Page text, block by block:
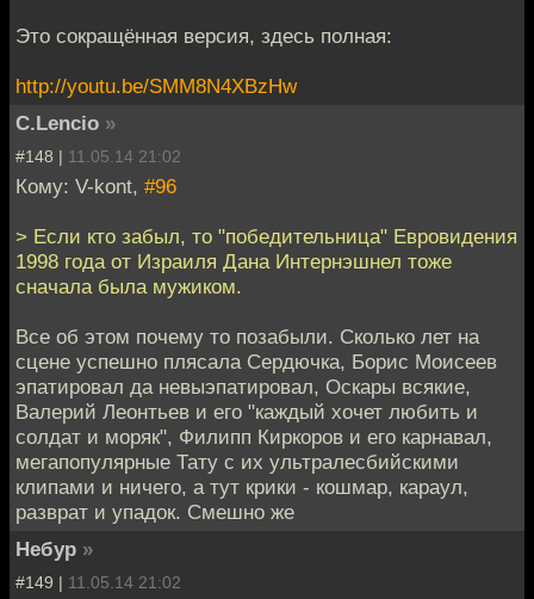
Это сокращённая версия, здесь полная:
http://youtu.be/SMM8N4XBzHw
C.Lencio »
#148 | 11.05.14 21:02
Кому: V-kont, #96
> Если кто забыл, то "победительница" Евровидения
1998 года от Израиля Дана Интернэшнел тоже
сначала была мужиком.
Все об этом почему то позабыли. Сколько лет на
сцене успешно плясала Сердючка, Борис Моисеев
эпатировал да невыэпатировал, Оскары всякие,
Валерий Леонтьев и его "каждый хочет любить и
солдат и моряк", Филипп Киркоров и его карнавал,
мегапопулярные Тату с их ультралесбийскими
клипами и ничего, а тут крики - кошмар, караул,
разврат и упадок. Смешно же
Небур »
#149 | 11.05.14 21:02